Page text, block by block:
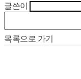
글쓴이
목록으로 가기